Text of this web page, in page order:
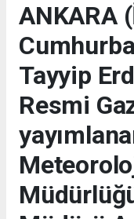
ANKARA
Tayyip
Resmi